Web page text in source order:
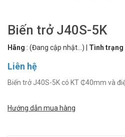
Biến trở J40S-5K
Hãng : (Đang cập nhật...) Tình trạng
Liên hệ
Biến trở J40S-5K có KT
Hướng dẫn mua hàng